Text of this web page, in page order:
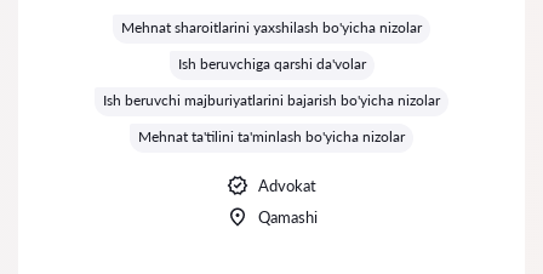
Mehnat sharoitlarini yaxshilash bo'yicha nizolar
Ish beruvchiga qarshi da'volar
Ish beruvchi majburiyatlarini bajarish bo'yicha nizolar
Mehnat ta'tilini ta'minlash bo'yicha nizolar
Advokat
Qamashi